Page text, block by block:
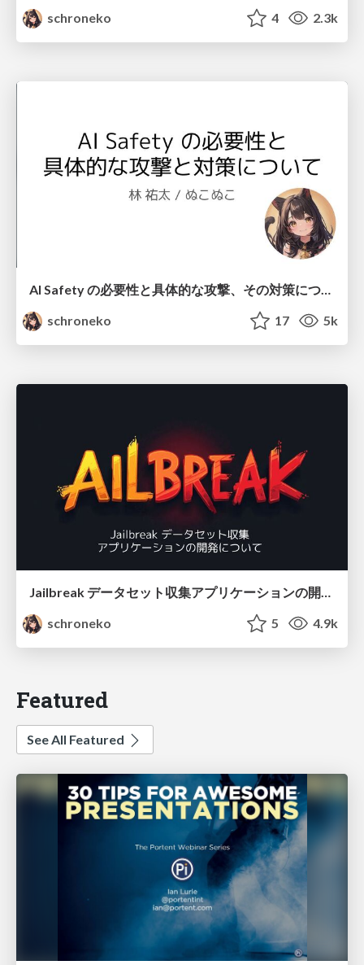
schroneko 4 2.3k
AI Safety の必要性と具体的な攻撃、その対策について
schroneko
17 5k
Jailbreak データセット収集アプリケーションの開発について
schroneko
5 4.9k
Featured
See All Featured